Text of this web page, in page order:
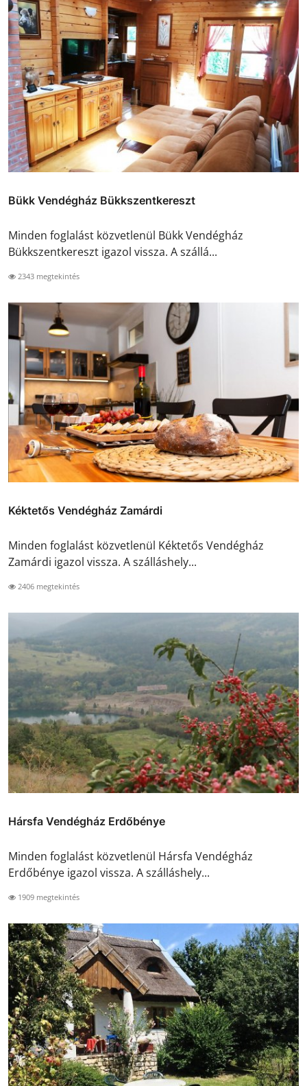
Bükk Vendégház Bükkszentkereszt
Minden foglalást közvetlenül Bükk Vendégház
Bükkszentkereszt igazol vissza. A szállá...
2343 megtekintés
Kéktetős Vendégház Zamárdi
Minden foglalást közvetlenül Kéktetős Vendégház
Zamárdi igazol vissza. A szálláshely...
2406 megtekintés
Hársfa Vendégház Erdőbénye
Minden foglalást közvetlenül Hársfa Vendégház
Erdőbénye igazol vissza. A szálláshely...
1909 megtekintés